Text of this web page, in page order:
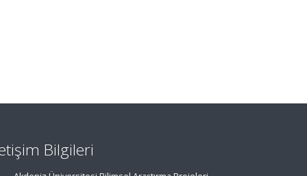
Bilgileri